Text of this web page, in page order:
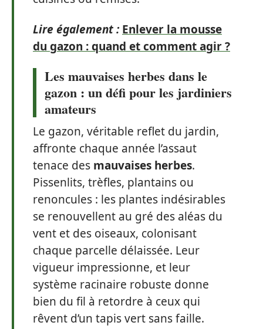
Lire également : Enlever la mousse
du gazon : quand et comment agir ?
Les mauvaises herbes dans le
gazon : un défi pour les jardiniers
amateurs
Le gazon, véritable reflet du jardin,
affronte chaque année l’assaut
tenace des mauvaises herbes.
Pissenlits, trèfles, plantains ou
renoncules : les plantes indésirables
se renouvellent au gré des aléas du
vent et des oiseaux, colonisant
chaque parcelle délaissée. Leur
vigueur impressionne, et leur
système racinaire robuste donne
bien du fil à retordre à ceux qui
rêvent d’un tapis vert sans faille.